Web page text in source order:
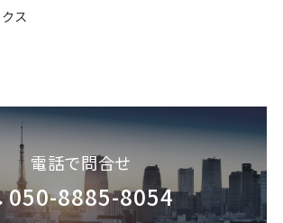
ス
電話で問合せ
050-8885-8054